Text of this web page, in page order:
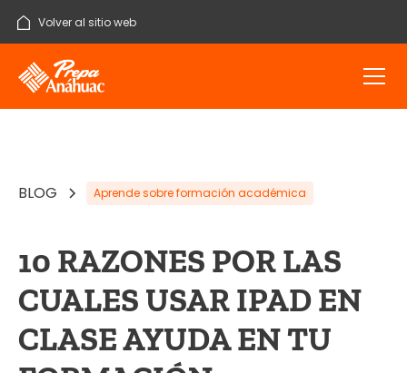
Volver al sitio web
BLOG Aprende sobre formación académica
10 RAZONES POR LAS
CUALES USAR IPAD EN
CLASE AYUDA EN TU